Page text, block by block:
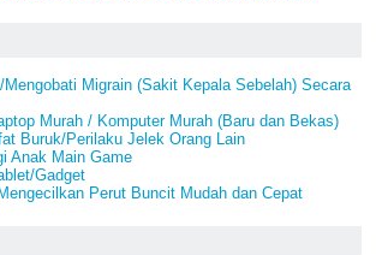
Migrain (Sakit Kepala Sebelah) Secara
Murah / Komputer Murah (Baru dan Bekas)
Buruk/Perilaku Jelek Orang Lain
Anak Main Game
Gadget
Perut Buncit Mudah dan Cepat